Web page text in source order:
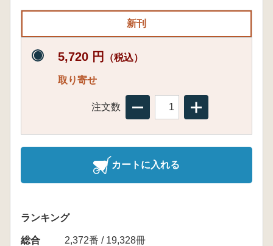
新刊
5,720 円 （税込）
取り寄せ
注文数
カートに入れる
ランキング
総合
2,372番 / 19,328冊